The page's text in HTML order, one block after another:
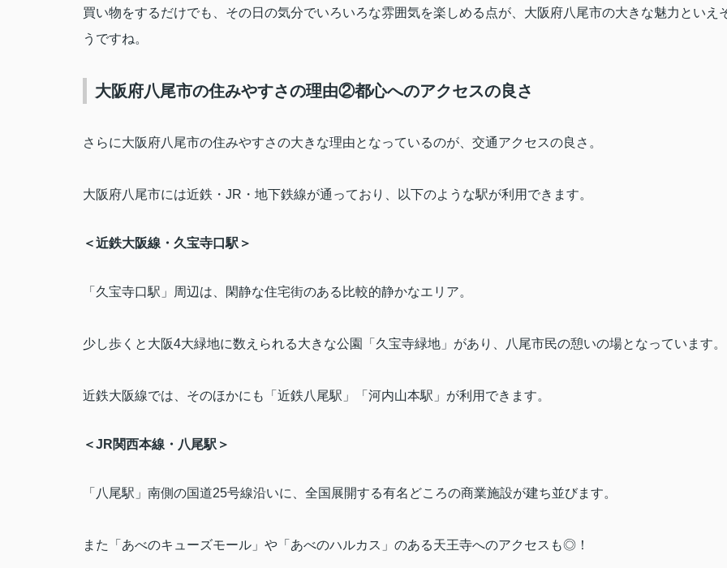
買い物をするだけでも、その日の気分でいろいろな雰囲気を楽しめる点が、大阪府八尾市の大きな魅力といえ
うですね。
大阪府八尾市の住みやすさの理由②都心へのアクセスの良さ
さらに大阪府八尾市の住みやすさの大きな理由となっているのが、交通アクセスの良さ。
大阪府八尾市には近鉄・ JR ・地下鉄線が通っており、以下のような駅が利用できます。
＜近鉄大阪線・久宝寺口駅＞
「久宝寺口駅」周辺は、閑静な住宅街のある比較的静かなエリア。
少し歩くと大阪4大緑地に数えられる大きな公園「久宝寺緑地」があり、八尾市民の憩いの場となっています。
近鉄大阪線では、そのほかにも「近鉄八尾駅」「河内山本駅」が利用できます。
＜JR関西本線・八尾駅＞
「八尾駅」南側の国道25号線沿いに、全国展開する有名どころの商業施設が建ち並びます。
また「あべのキューズモール」や「あべのハルカス」のある天王寺へのアクセスも◎！